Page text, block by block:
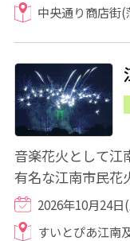
中央通り商店街
音楽花火として江
有名な江南市民花
の秋の風物詩」と
2026年10月24日
すいとぴあ江南